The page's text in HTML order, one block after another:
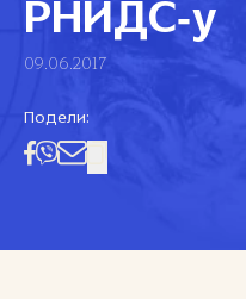
РНИДС‑у
09.06.2017
Подели: